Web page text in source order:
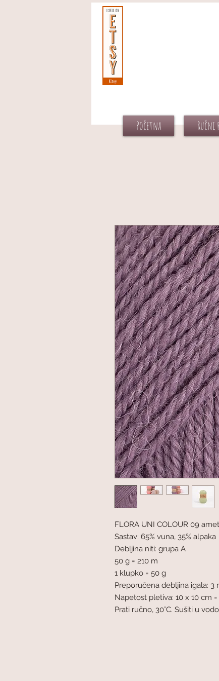
Početna Ručni
FLORA UNI COLOUR 09
Sastav: 65% vuna, 35% alpaka
Debljina niti: grupa A
50 g = 210 m
1 klupko = 50 g
Preporučena debljina igala: 3
Napetost pletiva: 10 x 10 cm
Prati ručno, 30°C. Sušiti u